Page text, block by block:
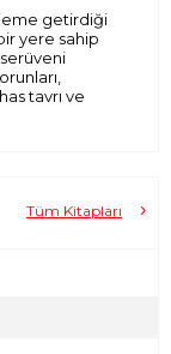
getirdiği
yere sahip
serüveni
tavrı ve
Tüm Kitapları